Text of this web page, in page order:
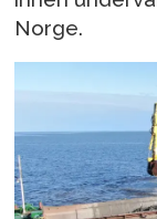
Norge.